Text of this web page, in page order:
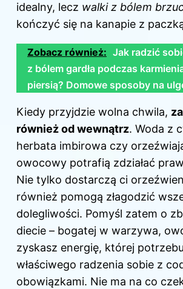
idealny, lecz walki z bólem
kończyć się na kanapie z
Zobacz również: Jak radzić
z bólem gardła podczas
piersią? Domowe sposoby na
Kiedy przyjdzie wolna chwila,
również od wewnątrz. Woda z
herbata imbirowa czy
owocowy potrafią zdziałać
Nie tylko dostarczą ci
również pomogą złagodzić
dolegliwości. Pomyśl zatem o
diecie – bogatej w warzywa,
zyskasz energię, której
właściwego radzenia sobie z
obowiązkami. Nie ma na co